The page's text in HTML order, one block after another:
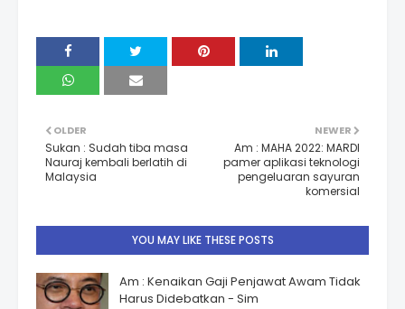
NEWER
Am : MAHA 2022: MARDI
pamer aplikasi teknologi
pengeluaran sayuran
komersial
OLDER
Sukan : Sudah tiba masa
Nauraj kembali berlatih di
Malaysia
YOU MAY LIKE THESE POSTS
Am : Kenaikan Gaji Penjawat Awam Tidak
Harus Didebatkan - Sim